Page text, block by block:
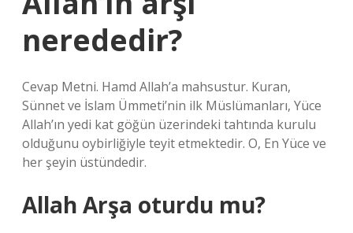
nerededir?
Cevap Metni. Hamd Allah’a mahsustur. Kuran,
Sünnet ve İslam Ümmeti’nin ilk Müslümanları, Yüce
Allah’ın yedi kat göğün üzerindeki tahtında kurulu
olduğunu oybirliğiyle teyit etmektedir. O, En Yüce ve
her şeyin üstündedir.
Allah Arşa oturdu mu?